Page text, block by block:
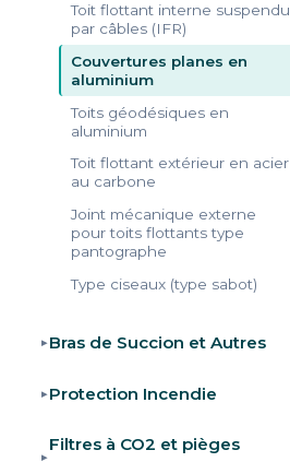
Toit flottant interne suspendu
par câbles (IFR)
Couvertures planes en
aluminium
Toits géodésiques en
aluminium
Toit flottant extérieur en acier
au carbone
Joint mécanique externe
pour toits flottants type
pantographe
Type ciseaux (type sabot)
▸ Bras de Succion et Autres
▸ Protection Incendie
▸
Filtres à CO2 et pièges